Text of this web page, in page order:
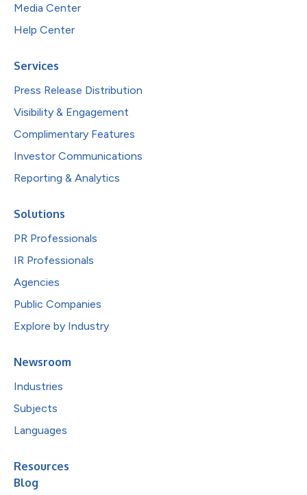
Media Center
Help Center
Services
Press Release Distribution
Visibility & Engagement
Complimentary Features
Investor Communications
Reporting & Analytics
Solutions
PR Professionals
IR Professionals
Agencies
Public Companies
Explore by Industry
Newsroom
Industries
Subjects
Languages
Resources
Blog